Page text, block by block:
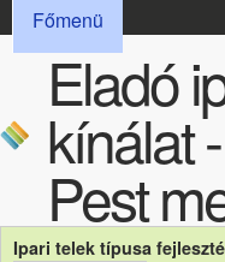
FŐMENÜ
Főmenü
Eladó
kínálat
Pest
Ipari telek típusa